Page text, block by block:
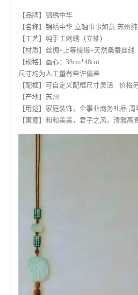
【品牌】锦绣中华
【名称】锦绣中华 立轴事事如意 苏州
【工艺】纯手工刺绣（立轴）
【材质】丝绸+上等绫缎+天然桑蚕丝线
【规格】画心：38cm*48cm
尺寸均为人工量有些许偏差
【配框】可自定义配框尺寸灵活 价格
【产地】苏州
【用途】家庭装饰，企事业商务礼品
【寓意】和和美美，君子之风，清雅高